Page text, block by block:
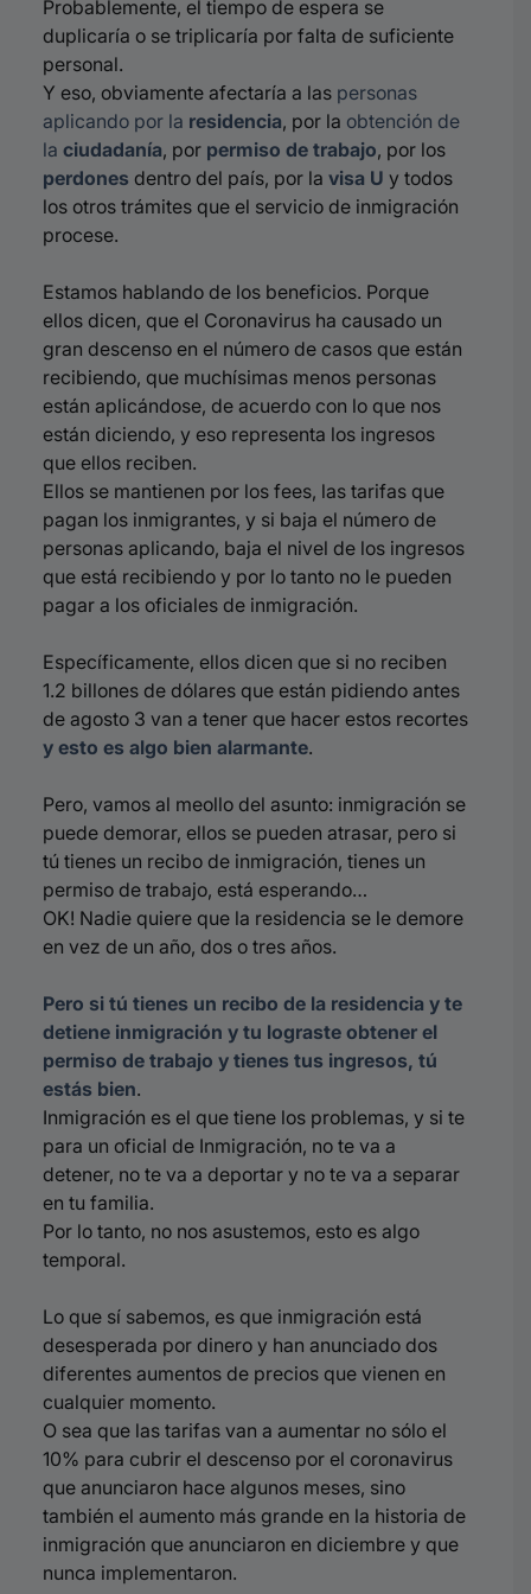
Probablemente, el tiempo de espera se
duplicaría o se triplicaría por falta de suficiente
personal.
Y eso, obviamente afectaría a las personas
aplicando por la residencia, por la obtención de
la ciudadanía, por permiso de trabajo, por los
perdones dentro del país, por la visa U y todos
los otros trámites que el servicio de inmigración
procese.
Estamos hablando de los beneficios. Porque
ellos dicen, que el Coronavirus ha causado un
gran descenso en el número de casos que están
recibiendo, que muchísimas menos personas
están aplicándose, de acuerdo con lo que nos
están diciendo, y eso representa los ingresos
que ellos reciben.
Ellos se mantienen por los fees, las tarifas que
pagan los inmigrantes, y si baja el número de
personas aplicando, baja el nivel de los ingresos
que está recibiendo y por lo tanto no le pueden
pagar a los oficiales de inmigración.
Específicamente, ellos dicen que si no reciben
1.2 billones de dólares que están pidiendo antes
de agosto 3 van a tener que hacer estos recortes
y esto es algo bien alarmante.
Pero, vamos al meollo del asunto: inmigración se
puede demorar, ellos se pueden atrasar, pero si
tú tienes un recibo de inmigración, tienes un
permiso de trabajo, está esperando…
OK! Nadie quiere que la residencia se le demore
en vez de un año, dos o tres años.
Pero si tú tienes un recibo de la residencia y te
detiene inmigración y tu lograste obtener el
permiso de trabajo y tienes tus ingresos, tú
estás bien.
Inmigración es el que tiene los problemas, y si te
para un oficial de Inmigración, no te va a
detener, no te va a deportar y no te va a separar
en tu familia.
Por lo tanto, no nos asustemos, esto es algo
temporal.
Lo que sí sabemos, es que inmigración está
desesperada por dinero y han anunciado dos
diferentes aumentos de precios que vienen en
cualquier momento.
O sea que las tarifas van a aumentar no sólo el
10% para cubrir el descenso por el coronavirus
que anunciaron hace algunos meses, sino
también el aumento más grande en la historia de
inmigración que anunciaron en diciembre y que
nunca implementaron.